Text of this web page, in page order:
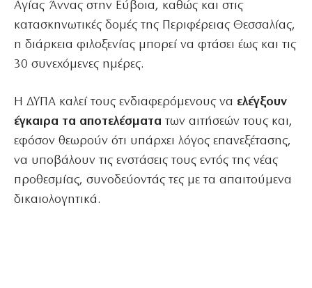
Αγίας Άννας στην Εύβοια, καθώς και στις
κατασκηνωτικές δομές της Περιφέρειας Θεσσαλίας,
η διάρκεια φιλοξενίας μπορεί να φτάσει έως και τις
30 συνεχόμενες ημέρες.
Η ΔΥΠΑ καλεί τους ενδιαφερόμενους να ελέγξουν
έγκαιρα τα αποτελέσματα των αιτήσεών τους και,
εφόσον θεωρούν ότι υπάρχει λόγος επανεξέτασης,
να υποβάλουν τις ενστάσεις τους εντός της νέας
προθεσμίας, συνοδεύοντάς τες με τα απαιτούμενα
δικαιολογητικά.